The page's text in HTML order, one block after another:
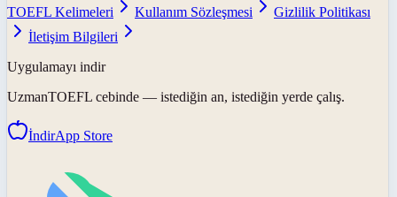
TOEFL Kelimeleri
Kullanım Sözleşmesi
Gizlilik Politikası
İletişim Bilgileri
Uygulamayı indir
UzmanTOEFL cebinde — istediğin an, istediğin yerde çalış.
İndirApp Store